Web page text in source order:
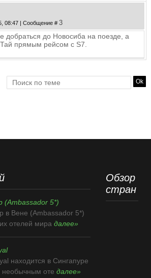
08:47 | Сообщение # 3
добраться до Новосиба на поезде, а
Тай прямым рейсом с S7.
5*)
в Вене (Ambassador 5*)
отелей мира далее»
находится в Сингапуре
необычным оте далее»
Обзор
стран